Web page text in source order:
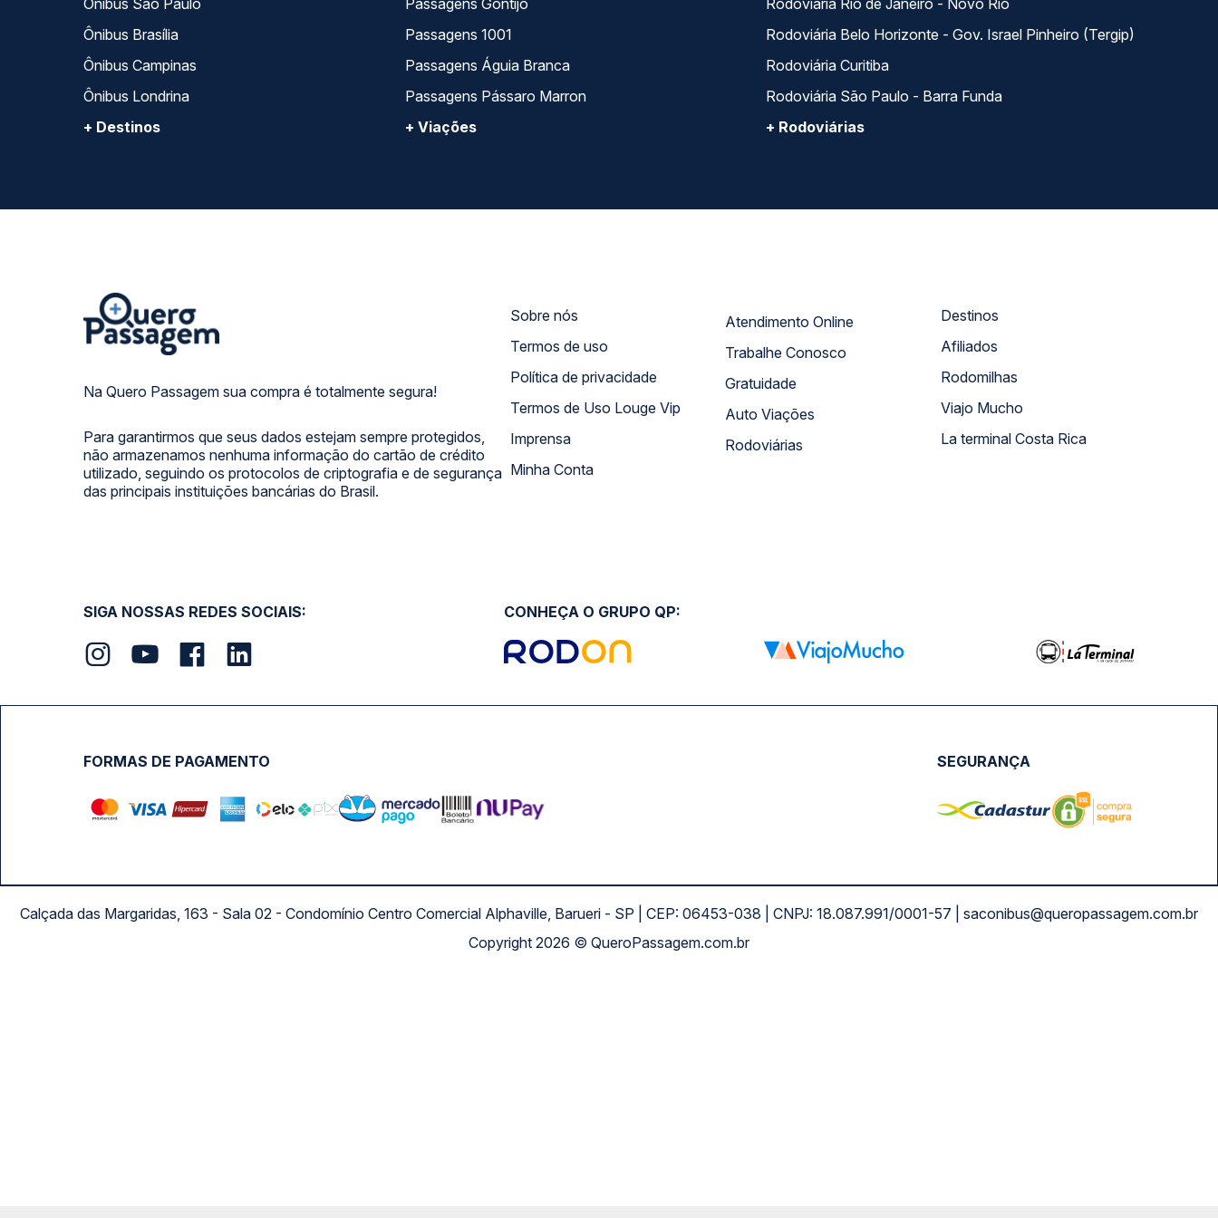
Ônibus São Paulo
Ônibus Brasília
Ônibus Campinas
Ônibus Londrina
+ Destinos
Passagens Gontijo
Passagens 1001
Passagens Águia Branca
Passagens Pássaro Marron
+ Viações
Rodoviária Rio de Janeiro - Novo Rio
Rodoviária Belo Horizonte - Gov. Israel Pinheiro (Tergip)
Rodoviária Curitiba
Rodoviária São Paulo - Barra Funda
+ Rodoviárias
Na Quero Passagem sua compra é totalmente segura!
Para garantirmos que seus dados estejam sempre protegidos,
não armazenamos nenhuma informação do cartão de crédito
utilizado, seguindo os protocolos de criptografia e de segurança
das principais instituições bancárias do Brasil.
Sobre nós
Termos de uso
Política de privacidade
Termos de Uso Louge Vip
Imprensa
Minha Conta
Atendimento Online
Trabalhe Conosco
Gratuidade
Auto Viações
Rodoviárias
Destinos
Afiliados
Rodomilhas
Viajo Mucho
La terminal Costa Rica
SIGA NOSSAS REDES SOCIAIS: CONHEÇA O GRUPO QP:
FORMAS DE PAGAMENTO SEGURANÇA
Calçada das Margaridas, 163 - Sala 02 - Condomínio Centro Comercial Alphaville, Barueri - SP | CEP: 06453-038 | CNPJ: 18.087.991/0001-57 | saconibus@queropassagem.com.br
Copyright 2026 © QueroPassagem.com.br